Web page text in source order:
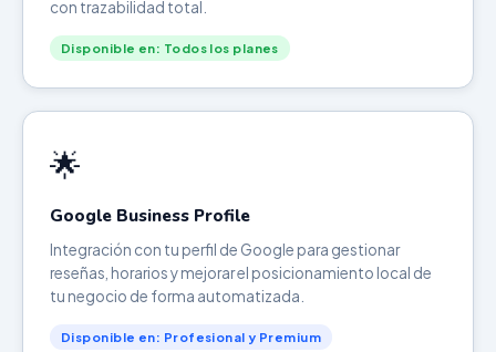
con trazabilidad total.
Disponible en: Todos los planes
🌟
Google Business Profile
Integración con tu perfil de Google para gestionar
reseñas, horarios y mejorar el posicionamiento local de
tu negocio de forma automatizada.
Disponible en: Profesional y Premium